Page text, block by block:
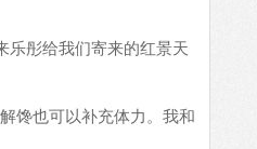
乐彤给我们寄来的红景天
馋也可以补充体力。我和